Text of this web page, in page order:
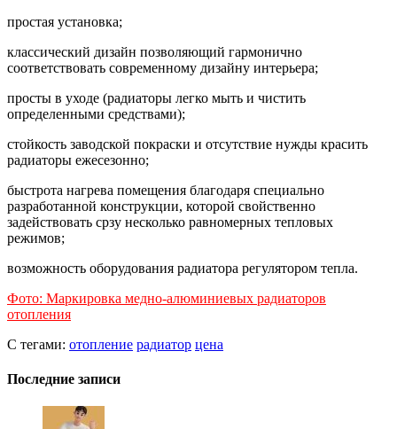
простая установка;
классический дизайн позволяющий гармонично
соответствовать современному дизайну интерьера;
просты в уходе (радиаторы легко мыть и чистить
определенными средствами);
стойкость заводской покраски и отсутствие нужды красить
радиаторы ежесезонно;
быстрота нагрева помещения благодаря специально
разработанной конструкции, которой свойственно
задействовать срзу несколько равномерных тепловых
режимов;
возможность оборудования радиатора регулятором тепла.
Фото: Маркировка медно-алюминиевых радиаторов
отопления
С тегами: отопление радиатор цена
Последние записи